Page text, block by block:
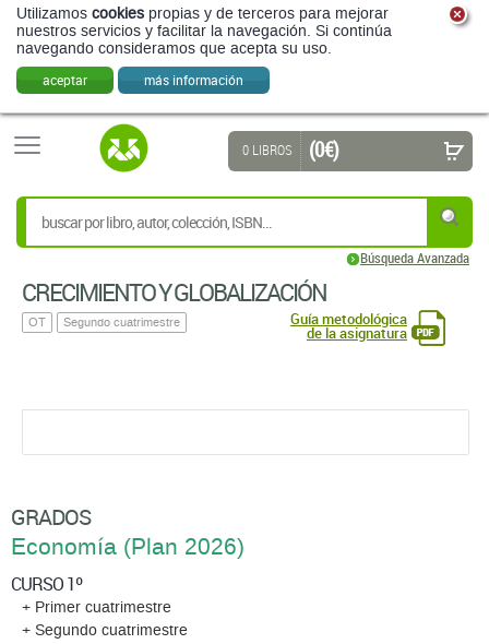
Utilizamos cookies propias y de terceros para mejorar
nuestros servicios y facilitar la navegación. Si continúa
navegando consideramos que acepta su uso.
aceptar más información
Búsqueda Avanzada
0 LIBROS (0 €)
CRECIMIENTO Y GLOBALIZACIÓN
OT Segundo cuatrimestre Guía metodológica
de la asignatura
GRADOS
Economí­a (Plan 2026)
CURSO 1º
+ Primer cuatrimestre
+ Segundo cuatrimestre